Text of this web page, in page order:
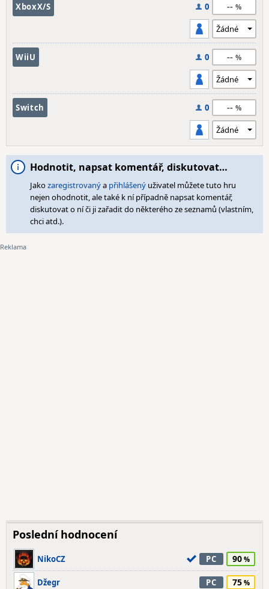
XboxX/S 0 --
WiiU 0 --
Switch 0 --
Hodnotit, napsat komentář, diskutovat…
Jakozaregistrovanýa přihlášený uživatel můžete tuto hru
nejen ohodnotit, ale také k ní případně napsat komentář,
diskutovat o ní či ji zařadit do některého ze seznamů (vlastním,
chci atd.).
Poslední hodnocení
NikoCZ PC 90
Džegr PC 75